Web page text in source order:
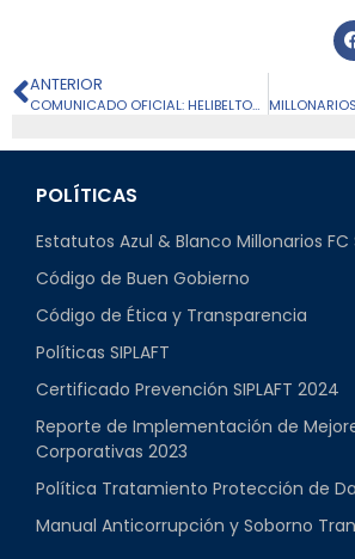
ANTERIOR
COMUNICADO OFICIAL: HELIBELTON PALACIOS
POLÍTICAS
Estatutos Azul & Blanco Millonarios FC
Código de Buen Gobierno
Código de Ética y Transparencia
Políticas SIPLAFT
Certificado Prevención SIPLAFT 2024
Reporte de Implementación de
Corporativas 2023
Política Tratamiento Protección de
Manual Anticorrupción y Soborno